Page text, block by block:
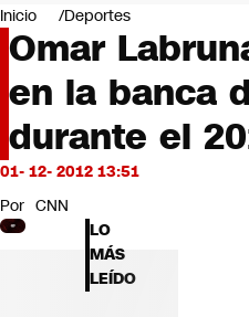
Negocios
Deportes
Programas completos
Cultura
Servicios
Bits
CNN tiempo
Futuro 360
Opinión
Inicio Deportes
Omar
en la banca
durante el
01- 12- 2012 13:51
Por CNN
LO
MÁS
LEÍDO